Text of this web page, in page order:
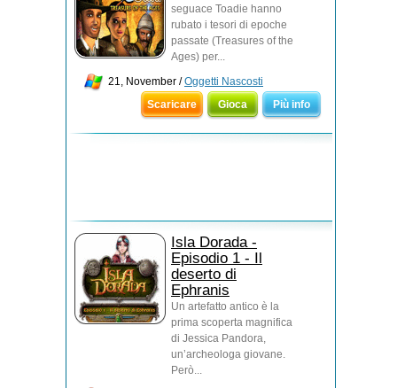
seguace Toadie hanno
rubato i tesori di epoche
passate (Treasures of the
Ages) per...
21, November /Oggetti Nascosti
Scaricare
Gioca Più info
Isla Dorada -
Episodio 1 - Il
deserto di
Ephranis
Un artefatto antico è la
prima scoperta magnifica
di Jessica Pandora,
un’archeologa giovane.
Però...